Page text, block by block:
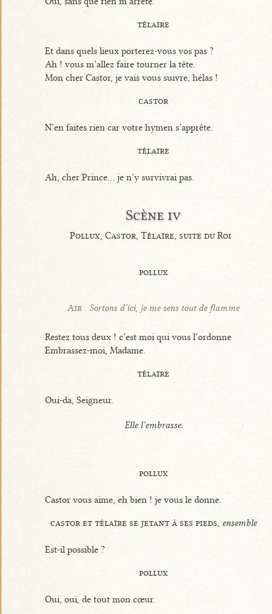
télaïre
Et dans quels lieux porterez-vous vos pas ?
Ah ! vous m’allez faire tourner la tête.
Mon cher Castor, je vais vous suivre, hélas !
castor
N’en faites rien car votre hymen s’apprête.
télaïre
Ah, cher Prince... je n’y survivrai pas.
Scène iv
Pollux, Castor, Télaïre, suite du Roi
pollux
Air : Sortons d’ici, je me sens tout de flamme
Restez tous deux ! c’est moi qui vous l’ordonne
Embrassez-moi, Madame.
télaïre
Oui-da, Seigneur.
Elle l’embrasse.
pollux
Castor vous aime, eh bien ! je vous le donne.
castor et télaïre se jetant à ses pieds, ensemble
Est-il possible ?
pollux
Oui, oui, de tout mon cœur.